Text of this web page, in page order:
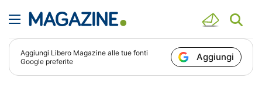
Aggiungi Libero Magazine alle tue fonti
Google preferite
Aggiungi